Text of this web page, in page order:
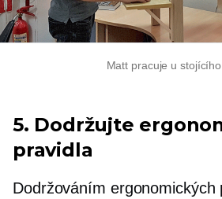
Matt pracuje u
5. Dodržujte
pravidla
Dodržováním ergonomických